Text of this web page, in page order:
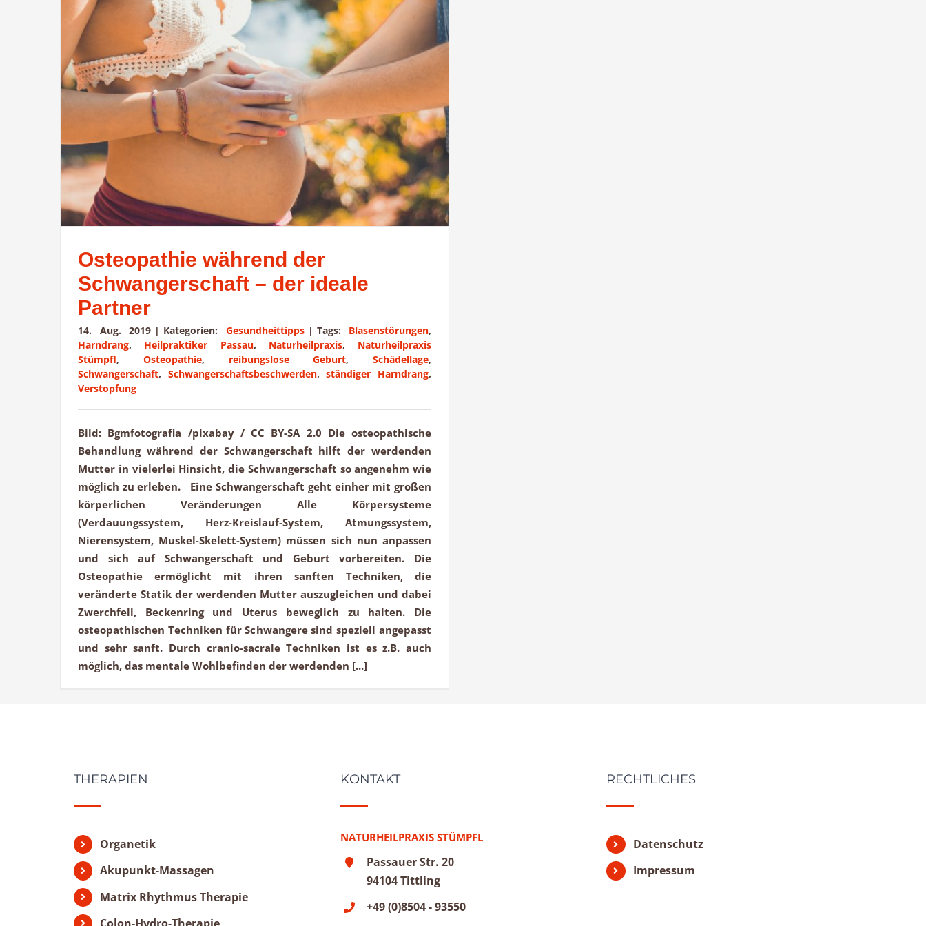
Osteopathie während der
Schwangerschaft – der ideale
Partner
14. Aug. 2019 | Kategorien: Gesundheittipps | Tags: Blasenstörungen,
Harndrang, Heilpraktiker Passau, Naturheilpraxis, Naturheilpraxis
Stümpfl, Osteopathie, reibungslose Geburt, Schädellage,
Schwangerschaft, Schwangerschaftsbeschwerden,ständiger Harndrang,
Verstopfung
Bild: Bgmfotografia /pixabay / CC BY-SA 2.0 Die osteopathische
Behandlung während der Schwangerschaft hilft der werdenden
Mutter in vielerlei Hinsicht, die Schwangerschaft so angenehm wie
möglich zu erleben. Eine Schwangerschaft geht einher mit großen
körperlichen Veränderungen Alle Körpersysteme
(Verdauungssystem, Herz-Kreislauf-System, Atmungssystem,
Nierensystem, Muskel-Skelett-System) müssen sich nun anpassen
und sich auf Schwangerschaft und Geburt vorbereiten. Die
Osteopathie ermöglicht mit ihren sanften Techniken, die
veränderte Statik der werdenden Mutter auszugleichen und dabei
Zwerchfell, Beckenring und Uterus beweglich zu halten. Die
osteopathischen Techniken für Schwangere sind speziell angepasst
und sehr sanft. Durch cranio-sacrale Techniken ist es z.B. auch
möglich, das mentale Wohlbefinden der werdenden [...]
THERAPIEN
Organetik
Akupunkt-Massagen
Matrix Rhythmus Therapie
KONTAKT
NATURHEILPRAXIS STÜMPFL
Passauer Str. 20
94104 Tittling
+49 (0)8504 - 93550
RECHTLICHES
Datenschutz
Impressum